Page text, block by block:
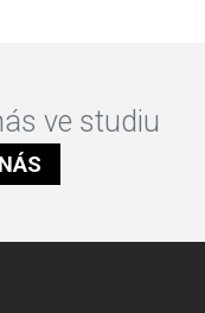
ve studiu